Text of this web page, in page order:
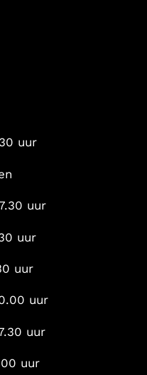
uur
uur
uur
uur
uur
uur
uur